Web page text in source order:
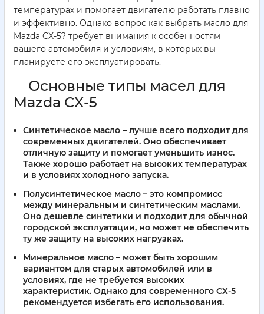
температурах и помогает двигателю работать плавно
и эффективно. Однако вопрос как выбрать масло для
Mazda CX-5? требует внимания к особенностям
вашего автомобиля и условиям, в которых вы
планируете его эксплуатировать.
Основные типы масел для
Mazda CX-5
Синтетическое масло – лучше всего подходит для
современных двигателей. Оно обеспечивает
отличную защиту и помогает уменьшить износ.
Также хорошо работает на высоких температурах
и в условиях холодного запуска.
Полусинтетическое масло – это компромисс
между минеральным и синтетическим маслами.
Оно дешевле синтетики и подходит для обычной
городской эксплуатации, но может не обеспечить
ту же защиту на высоких нагрузках.
Минеральное масло – может быть хорошим
вариантом для старых автомобилей или в
условиях, где не требуется высоких
характеристик. Однако для современного CX-5
рекомендуется избегать его использования.